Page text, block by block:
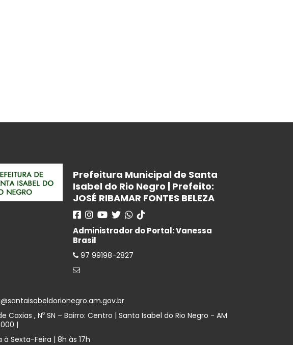
Prefeitura Municipal de Santa
Isabel do Rio Negro | Prefeito:
JOSÉ RIBAMAR FONTES BELEZA
Administrador do Portal: Vanessa
Brasil
97 99198-2827
Caxias , N⁰ SN – Bairro: Centro | Santa Isabel do Rio Negro - AM
|
à Sexta-Feira | 8h às 17h